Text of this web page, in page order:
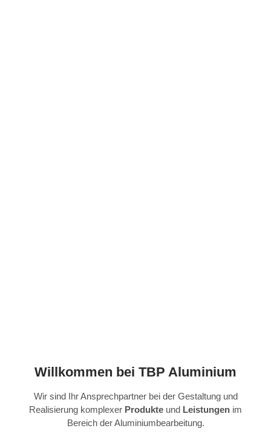
Willkommen bei TBP Aluminium
Wir sind Ihr Ansprechpartner bei der Gestaltung und
Realisierung komplexer Produkte und Leistungen im
Bereich der Aluminiumbearbeitung.